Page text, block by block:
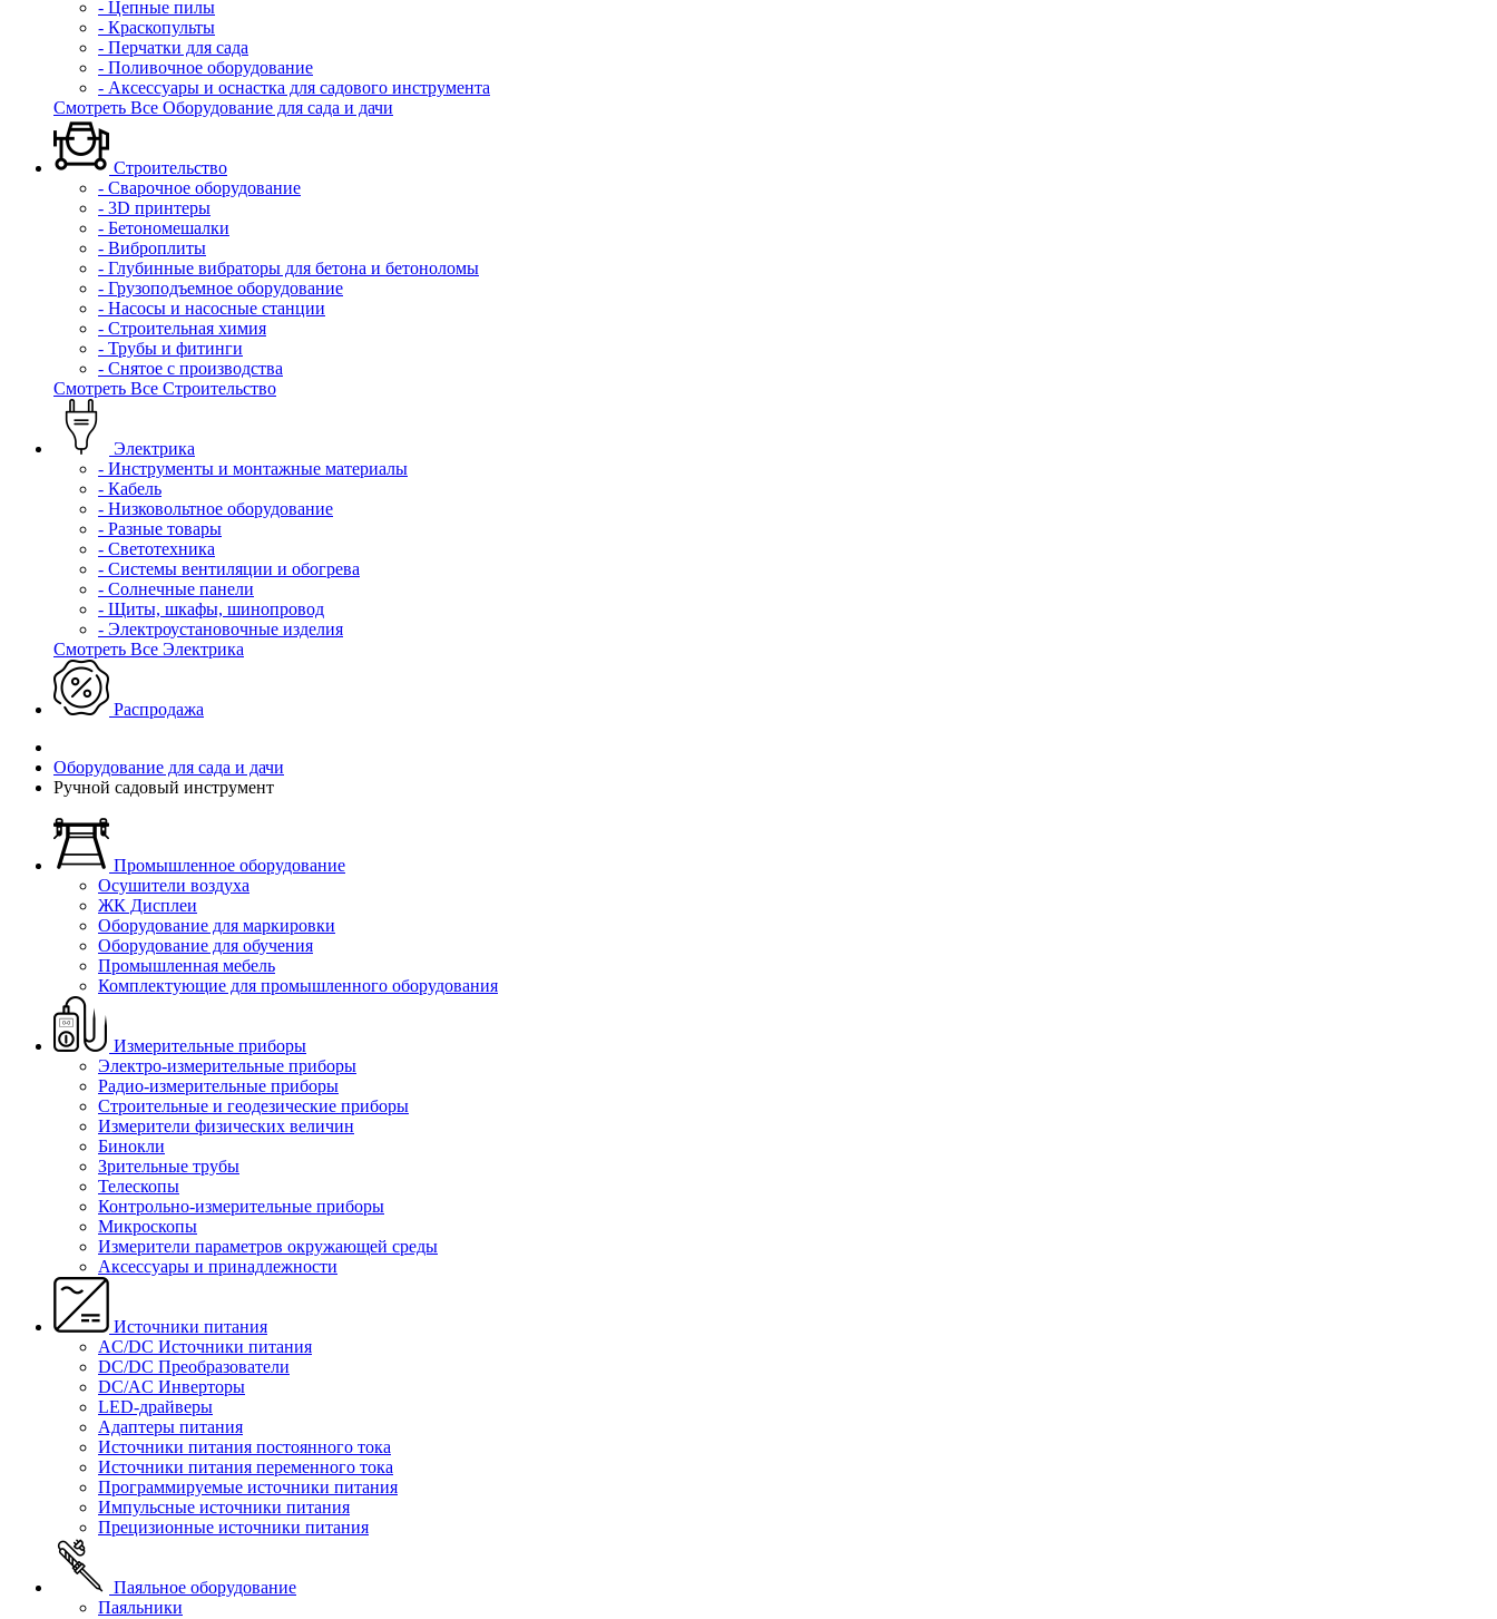
- Цепные пилы
- Краскопульты
- Перчатки для сада
- Поливочное оборудование
- Аксессуары и оснастка для садового инструмента
Смотреть Все Оборудование для сада и дачи
Строительство
- Сварочное оборудование
- 3D принтеры
- Бетономешалки
- Виброплиты
- Глубинные вибраторы для бетона и бетоноломы
- Грузоподъемное оборудование
- Насосы и насосные станции
- Строительная химия
- Трубы и фитинги
- Снятое с производства
Смотреть Все Строительство
Электрика
- Инструменты и монтажные материалы
- Кабель
- Низковольтное оборудование
- Разные товары
- Светотехника
- Системы вентиляции и обогрева
- Солнечные панели
- Щиты, шкафы, шинопровод
- Электроустановочные изделия
Смотреть Все Электрика
Распродажа
Оборудование для сада и дачи
Ручной садовый инструмент
Промышленное оборудование
Осушители воздуха
ЖК Дисплеи
Оборудование для маркировки
Оборудование для обучения
Промышленная мебель
Комплектующие для промышленного оборудования
Измерительные приборы
Электро-измерительные приборы
Радио-измерительные приборы
Строительные и геодезические приборы
Измерители физических величин
Бинокли
Зрительные трубы
Телескопы
Контрольно-измерительные приборы
Микроскопы
Измерители параметров окружающей среды
Аксессуары и принадлежности
Источники питания
AC/DC Источники питания
DC/DC Преобразователи
DC/AC Инверторы
LED-драйверы
Адаптеры питания
Источники питания постоянного тока
Источники питания переменного тока
Программируемые источники питания
Импульсные источники питания
Прецизионные источники питания
Паяльное оборудование
Паяльники